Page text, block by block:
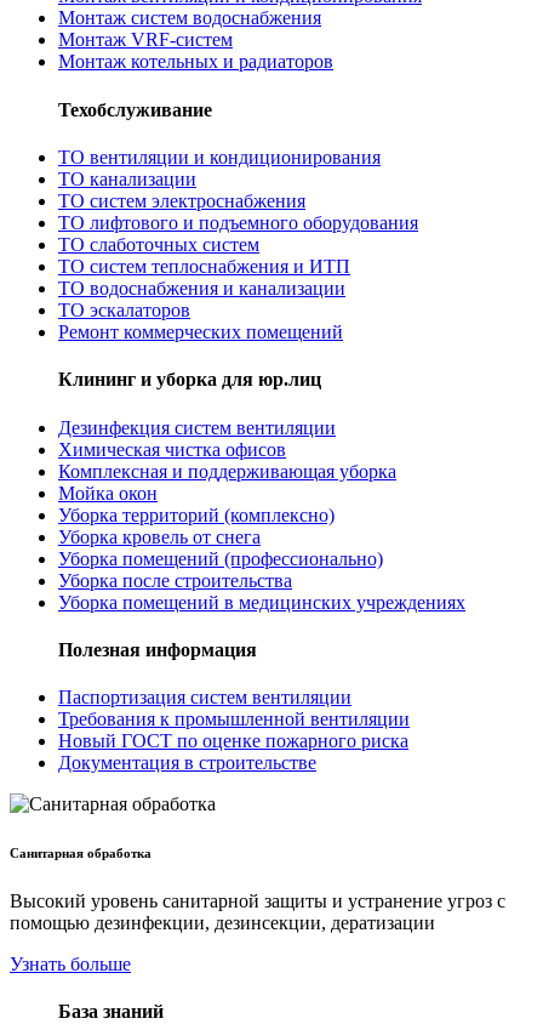
Монтаж систем водоснабжения
Монтаж VRF-систем
Монтаж котельных и радиаторов
Техобслуживание
ТО вентиляции и кондиционирования
ТО канализации
ТО систем электроснабжения
ТО лифтового и подъемного оборудования
ТО слаботочных систем
ТО систем теплоснабжения и ИТП
ТО водоснабжения и канализации
ТО эскалаторов
Ремонт коммерческих помещений
Клининг и уборка для юр.лиц
Дезинфекция систем вентиляции
Химическая чистка офисов
Комплексная и поддерживающая уборка
Мойка окон
Уборка территорий (комплексно)
Уборка кровель от снега
Уборка помещений (профессионально)
Уборка после строительства
Уборка помещений в медицинских учреждениях
Полезная информация
Паспортизация систем вентиляции
Требования к промышленной вентиляции
Новый ГОСТ по оценке пожарного риска
Документация в строительстве
Санитарная обработка
Высокий уровень санитарной защиты и устранение угроз с
помощью дезинфекции, дезинсекции, дератизации
Узнать больше
База знаний